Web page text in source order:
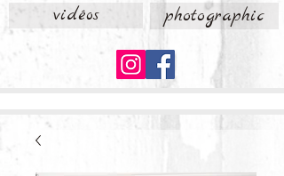
vidéos photographic